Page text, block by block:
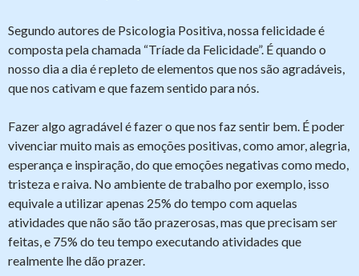
Segundo autores de Psicologia Positiva, nossa felicidade é
composta pela chamada “Tríade da Felicidade”. É quando o
nosso dia a dia é repleto de elementos que nos são agradáveis,
que nos cativam e que fazem sentido para nós.
Fazer algo agradável é fazer o que nos faz sentir bem. É poder
vivenciar muito mais as emoções positivas, como amor, alegria,
esperança e inspiração, do que emoções negativas como medo,
tristeza e raiva. No ambiente de trabalho por exemplo, isso
equivale a utilizar apenas 25% do tempo com aquelas
atividades que não são tão prazerosas, mas que precisam ser
feitas, e 75% do teu tempo executando atividades que
realmente lhe dão prazer.